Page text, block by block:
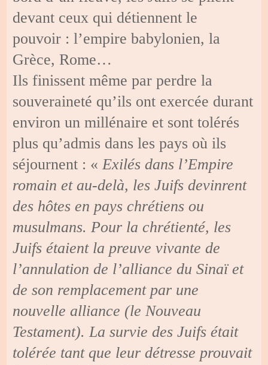
devant ceux qui détiennent le
pouvoir : l’empire babylonien, la
Grèce, Rome…
Ils finissent même par perdre la
souveraineté qu’ils ont exercée durant
environ un millénaire et sont tolérés
plus qu’admis dans les pays où ils
séjournent : «Exilés dans l’Empire
romain et au-delà, les Juifs devinrent
des hôtes en pays chrétiens ou
musulmans. Pour la chrétienté, les
Juifs étaient la preuve vivante de
l’annulation de l’alliance du Sinaï et
de son remplacement par une
nouvelle alliance (le Nouveau
Testament). La survie des Juifs était
tolérée tant que leur détresse prouvait